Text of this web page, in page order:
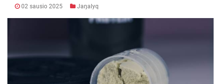
02 sausio 2025 Jaŋalyq